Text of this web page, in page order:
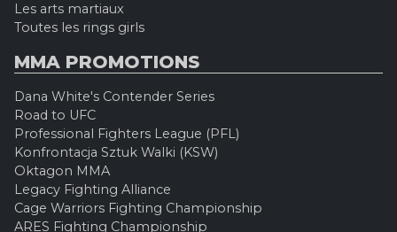
Les arts martiaux
Toutes les rings girls
MMA PROMOTIONS
Dana White's Contender Series
Road to UFC
Professional Fighters League (PFL)
Konfrontacja Sztuk Walki (KSW)
Oktagon MMA
Legacy Fighting Alliance
Cage Warriors Fighting Championship
ARES Fighting Championship